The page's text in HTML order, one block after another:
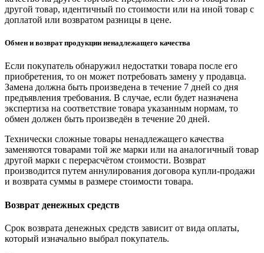
другой товар, идентичный по стоимости или на иной товар с
доплатой или возвратом разницы в цене.
Обмен и возврат продукции ненадлежащего качества
Если покупатель обнаружил недостатки товара после его
приобретения, то он может потребовать замену у продавца.
Замена должна быть произведена в течение 7 дней со дня
предъявления требования. В случае, если будет назначена
экспертиза на соответствие товара указанным нормам, то
обмен должен быть произведён в течение 20 дней.
Технически сложные товары ненадлежащего качества
заменяются товарами той же марки или на аналогичный товар
другой марки с перерасчётом стоимости. Возврат
производится путем аннулирования договора купли-продажи
и возврата суммы в размере стоимости товара.
Возврат денежных средств
Срок возврата денежных средств зависит от вида оплаты,
который изначально выбрал покупатель.